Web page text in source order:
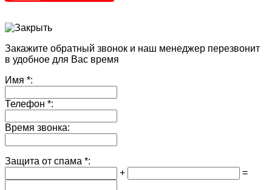
Закажите обратный звонок и наш менеджер перезвонит
в удобное для Вас время
Имя *:
Телефон *:
Время звонка:
Защита от спама *:
+
=